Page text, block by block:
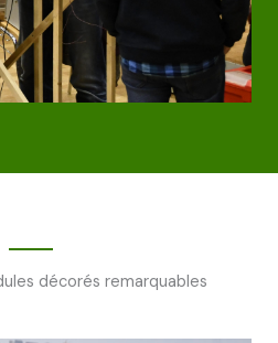
décorés remarquables